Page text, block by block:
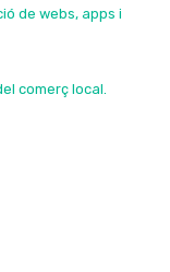
de webs, apps i
comerç local.